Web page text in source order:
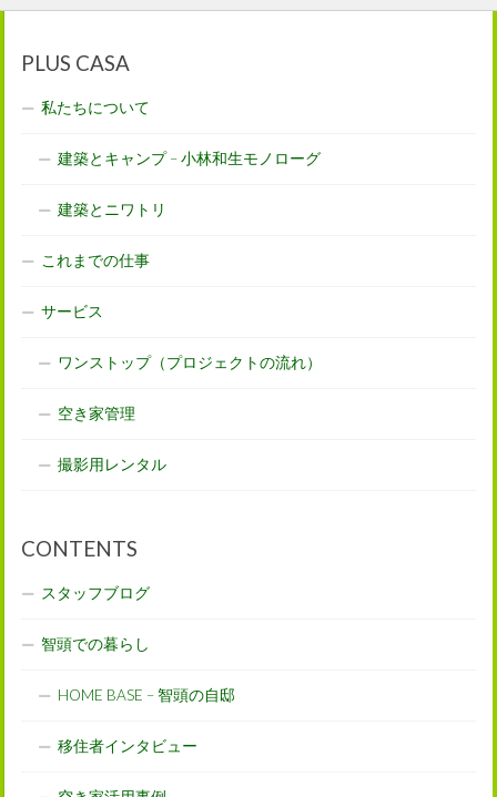
PLUS CASA
私たちについて
建築とキャンプ – 小林和生モノローグ
建築とニワトリ
これまでの仕事
サービス
ワンストップ（プロジェクトの流れ）
空き家管理
撮影用レンタル
CONTENTS
スタッフブログ
智頭での暮らし
HOME BASE – 智頭の自邸
移住者インタビュー